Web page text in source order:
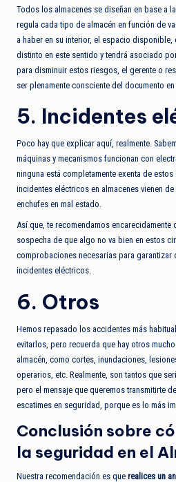
Todos los almacenes se diseñan en base a
regula cada tipo de almacén en función de
a haber en su interior, el espacio disponible,
distinto en este sentido y tendrá asociado
para disminuir estos riesgos, el gerente o
ser plenamente consciente del documento
5. Incidentes
Poco hay que explicar aquí, realmente.
máquinas y mecanismos funcionan con
ninguna está completamente exenta de
incidentes eléctricos en almacenes vienen
enchufes en mal estado.
Así que, te recomendamos encarecidamente
sospecha de que algo no va bien en estos
comprobaciones necesarias para
incidentes eléctricos.
6. Otros
Hemos repasado los accidentes más
evitarlos, pero recuerda que hay otros
almacén, como cortes, inundaciones,
operarios, etc. Realmente, son tantos que
pero el mensaje que queremos transmitirte
escatimes en seguridad, porque es lo más
Conclusión sobre
la seguridad en el
Nuestra recomendación es que realices un